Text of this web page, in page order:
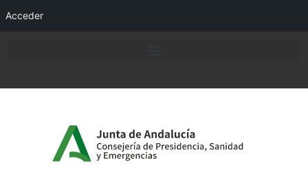
Acceder